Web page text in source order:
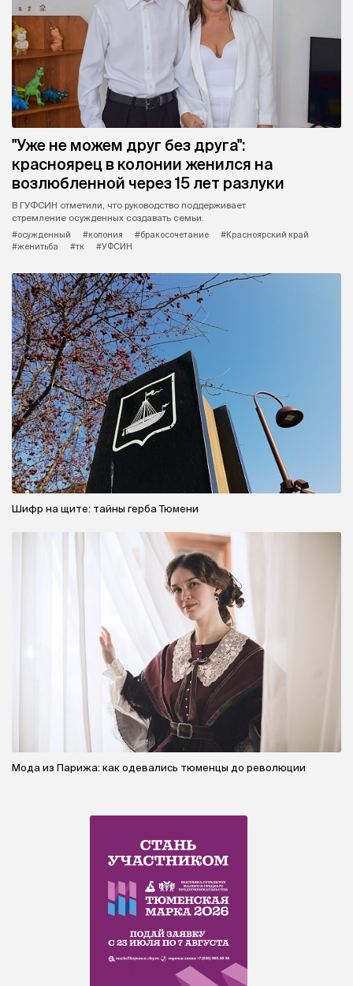
"Уже не можем друг без друга":
красноярец в колонии женился на
возлюбленной через 15 лет разлуки
В ГУФСИН отметили, что руководство поддерживает
стремление осужденных создавать семьи.
#осужденный
#колония #бракосочетание
#Красноярский край
#женитьба
#тк #УФСИН
Шифр на щите: тайны герба Тюмени
Мода из Парижа: как одевались тюменцы до революции